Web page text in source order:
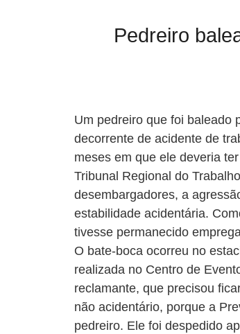
Pedreiro
Um pedreiro que foi baleado
decorrente de acidente de
meses em que ele deveria
Tribunal Regional do
desembargadores, a
estabilidade acidentária.
tivesse permanecido
O bate-boca ocorreu no
realizada no Centro de
reclamante, que precisou
não acidentário, porque a
pedreiro. Ele foi despedido